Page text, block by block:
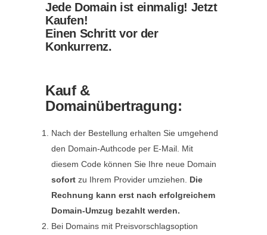
Jede Domain ist einmalig! Jetzt
Kaufen!
Einen Schritt vor der
Konkurrenz.
Kauf &
Domainübertragung:
Nach der Bestellung erhalten Sie umgehend
den Domain-Authcode per E-Mail. Mit
diesem Code können Sie Ihre neue Domain
sofort zu Ihrem Provider umziehen. Die
Rechnung kann erst nach erfolgreichem
Domain-Umzug bezahlt werden.
Bei Domains mit Preisvorschlagsoption